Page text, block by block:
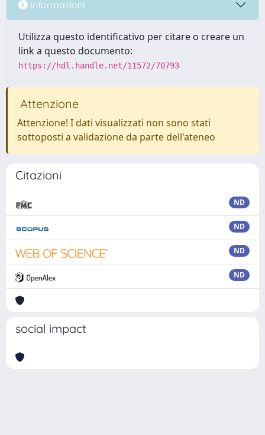
Informazioni
Utilizza questo identificativo per citare o creare un
link a questo documento:
https://hdl.handle.net/11572/70793
Attenzione
Attenzione! I dati visualizzati non sono stati
sottoposti a validazione da parte dell'ateneo
Citazioni
ND
ND
ND
ND
social impact